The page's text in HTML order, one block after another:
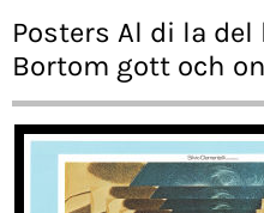
Posters Al di la del
Bortom gott och